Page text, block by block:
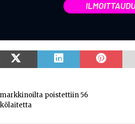
poistettiin 56